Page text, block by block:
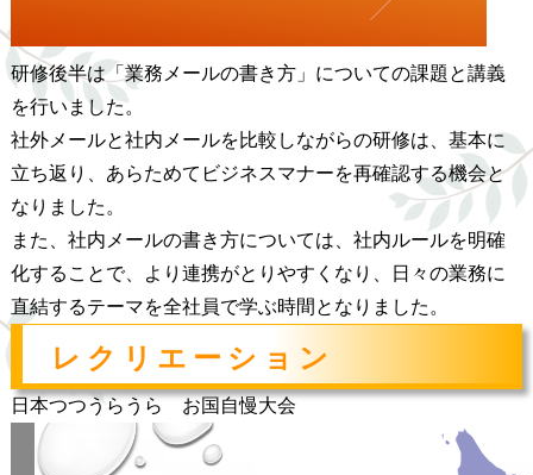
研修後半は「業務メールの書き方」についての課題と講義
を行いました。
社外メールと社内メールを比較しながらの研修は、基本に
立ち返り、あらためてビジネスマナーを再確認する機会と
なりました。
また、社内メールの書き方については、社内ルールを明確
化することで、より連携がとりやすくなり、日々の業務に
直結するテーマを全社員で学ぶ時間となりました。
レクリエーション
日本つつうらうら お国自慢大会